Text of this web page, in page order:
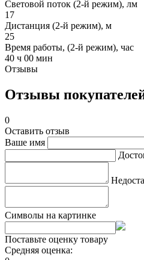
Световой поток (2-й режим), лм
17
Дистанция (2-й режим), м
25
Время работы, (2-й режим), час
40 ч 00 мин
Отзывы
Отзывы
0
Оставить отзыв
Ваше имя
Символы на картинке
Поставьте оценку товару
Средняя оценка: